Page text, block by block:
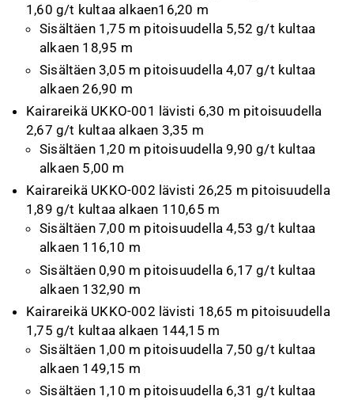
1,60 g/t kultaa alkaen16,20 m
Sisältäen 1,75 m pitoisuudella 5,52 g/t kultaa
alkaen 18,95 m
Sisältäen 3,05 m pitoisuudella 4,07 g/t kultaa
alkaen 26,90 m
Kairareikä UKKO-001 lävisti 6,30 m pitoisuudella
2,67 g/t kultaa alkaen 3,35 m
Sisältäen 1,20 m pitoisuudella 9,90 g/t kultaa
alkaen 5,00 m
Kairareikä UKKO-002 lävisti 26,25 m pitoisuudella
1,89 g/t kultaa alkaen 110,65 m
Sisältäen 7,00 m pitoisuudella 4,53 g/t kultaa
alkaen 116,10 m
Sisältäen 0,90 m pitoisuudella 6,17 g/t kultaa
alkaen 132,90 m
Kairareikä UKKO-002 lävisti 18,65 m pitoisuudella
1,75 g/t kultaa alkaen 144,15 m
Sisältäen 1,00 m pitoisuudella 7,50 g/t kultaa
alkaen 149,15 m
Sisältäen 1,10 m pitoisuudella 6,31 g/t kultaa